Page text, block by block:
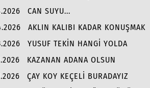
CAN SUYU...
AKLIN KALIBI KADAR KONUŞMAK
YUSUF TEKİN HANGİ YOLDA
KAZANAN ADANA OLSUN
ÇAY KOY KEÇELİ BURADAYIZ